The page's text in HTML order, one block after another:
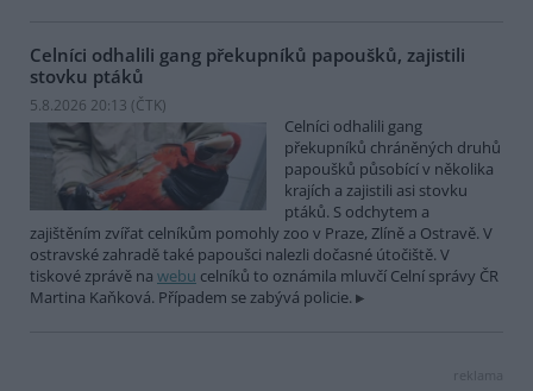
Celníci odhalili gang překupníků papoušků, zajistili
stovku ptáků
5.8.2026 20:13 (ČTK)
Celníci odhalili gang
překupníků chráněných druhů
papoušků působící v několika
krajích a zajistili asi stovku
ptáků. S odchytem a
zajištěním zvířat celníkům pomohly zoo v Praze, Zlíně a Ostravě. V
ostravské zahradě také papoušci nalezli dočasné útočiště. V
tiskové zprávě na webu celníků to oznámila mluvčí Celní správy ČR
Martina Kaňková. Případem se zabývá policie.
reklama